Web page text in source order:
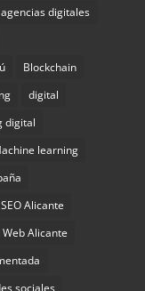
agencias digitales
Blockchain
digital
digital
learning
Alicante
Alicante
sociales